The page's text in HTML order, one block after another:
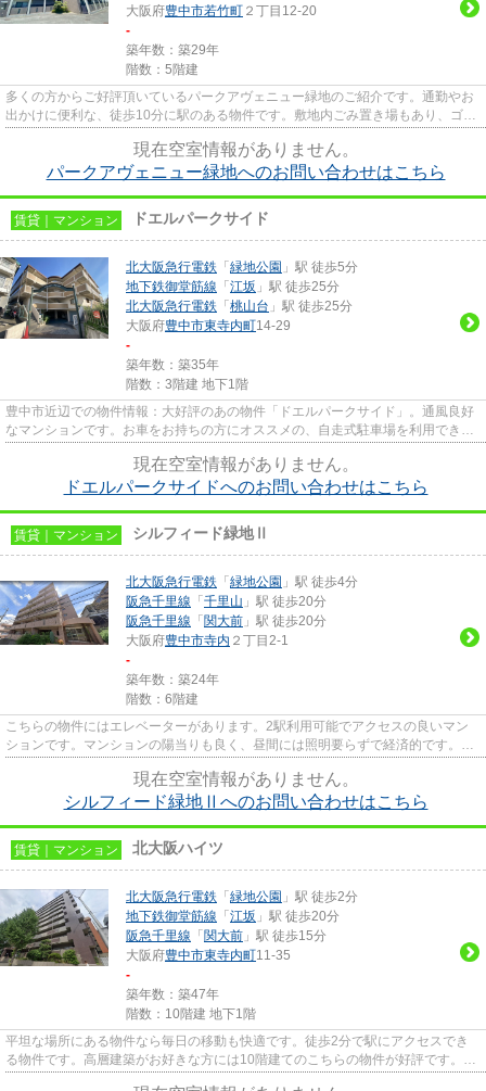
大阪府豊中市若竹町 ２丁目12-20
-
築年数：築29年
階数：5階建
多くの方からご好評頂いているパークアヴェニュー緑地のご紹介です。通勤やお
出かけに便利な、徒歩10分に駅のある物件です。敷地内ごみ置き場もあり、ゴミ
現在空室情報がありません。
パークアヴェニュー緑地へのお問い合わせはこちら
賃貸｜マンション ドエルパークサイド
北大阪急行電鉄 「 緑地公園 」駅 徒歩5分
地下鉄御堂筋線 「 江坂 」駅 徒歩25分
北大阪急行電鉄 「 桃山台 」駅 徒歩25分
大阪府豊中市東寺内町14-29
-
築年数：築35年
階数：3階建 地下1階
豊中市近辺での物件情報：大好評のあの物件「ドエルパークサイド」。通風良好
なマンションです。お車をお持ちの方にオススメの、自走式駐車場を利用できる
現在空室情報がありません。
ドエルパークサイドへのお問い合わせはこちら
賃貸｜マンション シルフィード緑地Ⅱ
北大阪急行電鉄 「 緑地公園 」駅 徒歩4分
阪急千里線 「 千里山 」駅 徒歩20分
阪急千里線 「 関大前 」駅 徒歩20分
大阪府豊中市寺内 ２丁目2-1
-
築年数：築24年
階数：6階建
こちらの物件にはエレベーターがあります。2駅利用可能でアクセスの良いマン
ションです。マンションの陽当りも良く、昼間には照明要らずで経済的です。防
現在空室情報がありません。
シルフィード緑地Ⅱへのお問い合わせはこちら
賃貸｜マンション 北大阪ハイツ
北大阪急行電鉄 「 緑地公園 」駅 徒歩2分
地下鉄御堂筋線 「 江坂 」駅 徒歩20分
阪急千里線 「 関大前 」駅 徒歩15分
大阪府豊中市東寺内町11-35
-
築年数：築47年
階数：10階建 地下1階
平坦な場所にある物件なら毎日の移動も快適です。徒歩2分で駅にアクセスでき
る物件です。高層建築がお好きな方には10階建てのこちらの物件が好評です。こ